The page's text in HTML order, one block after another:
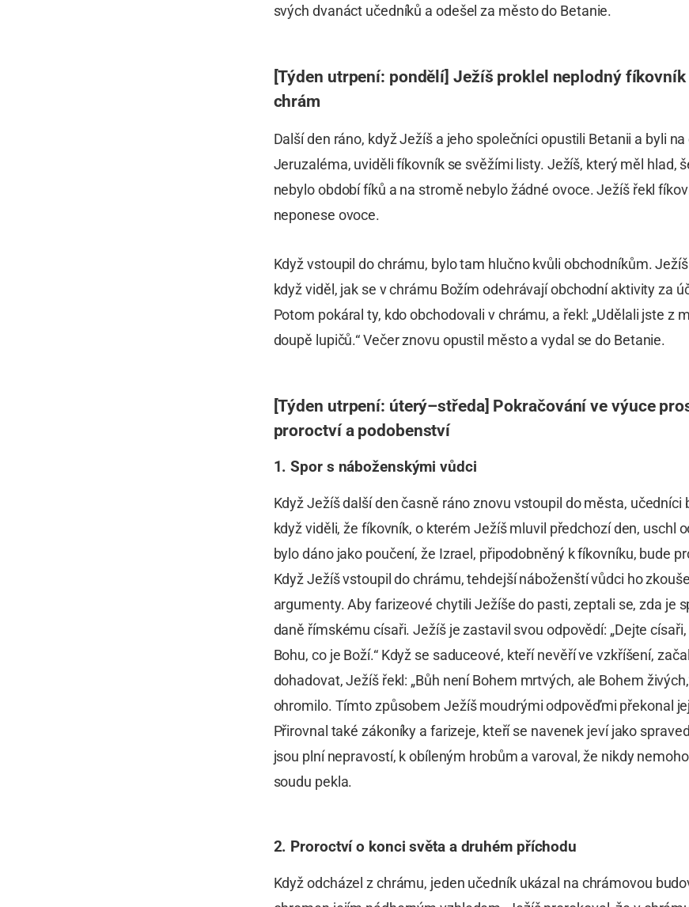
svých dvanáct učedníků a odešel za město do Betanie.
[Týden utrpení: pondělí] Ježíš proklel neplodný fíkovník
chrám
Další den ráno, když Ježíš a jeho společníci opustili Betanii a byli
Jeruzaléma, uviděli fíkovník se svěžími listy. Ježíš, který měl hlad,
nebylo období fíků a na stromě nebylo žádné ovoce. Ježíš řekl
neponese ovoce.
Když vstoupil do chrámu, bylo tam hlučno kvůli obchodníkům.
když viděl, jak se v chrámu Božím odehrávají obchodní aktivity za
Potom pokáral ty, kdo obchodovali v chrámu, a řekl: „Udělali jste z
doupě lupičů.“ Večer znovu opustil město a vydal se do Betanie.
[Týden utrpení: úterý–středa] Pokračování ve výuce
proroctví a podobenství
1. Spor s náboženskými vůdci
Když Ježíš další den časně ráno znovu vstoupil do města, učedníci
když viděli, že fíkovník, o kterém Ježíš mluvil předchozí den, uschl
bylo dáno jako poučení, že Izrael, připodobněný k fíkovníku, bude
Když Ježíš vstoupil do chrámu, tehdejší náboženští vůdci ho
argumenty. Aby farizeové chytili Ježíše do pasti, zeptali se, zda je
daně římskému císaři. Ježíš je zastavil svou odpovědí: „Dejte
Bohu, co je Boží.“ Když se saduceové, kteří nevěří ve vzkříšení,
dohadovat, Ježíš řekl: „Bůh není Bohem mrtvých, ale Bohem
ohromilo. Tímto způsobem Ježíš moudrými odpověďmi překonal
Přirovnal také zákoníky a farizeje, kteří se navenek jeví jako
jsou plní nepravostí, k obíleným hrobům a varoval, že nikdy
soudu pekla.
2. Proroctví o konci světa a druhém příchodu
Když odcházel z chrámu, jeden učedník ukázal na chrámovou